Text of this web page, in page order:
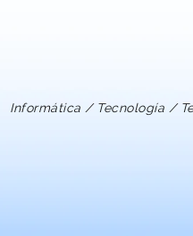
Informática / Tecnología /